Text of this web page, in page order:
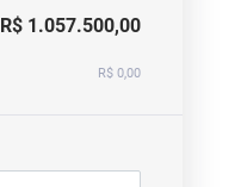
R$ 1.057.500,00
R$ 0,00